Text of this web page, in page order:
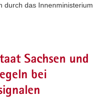
durch das Innenministerium
Sachsen und
bei